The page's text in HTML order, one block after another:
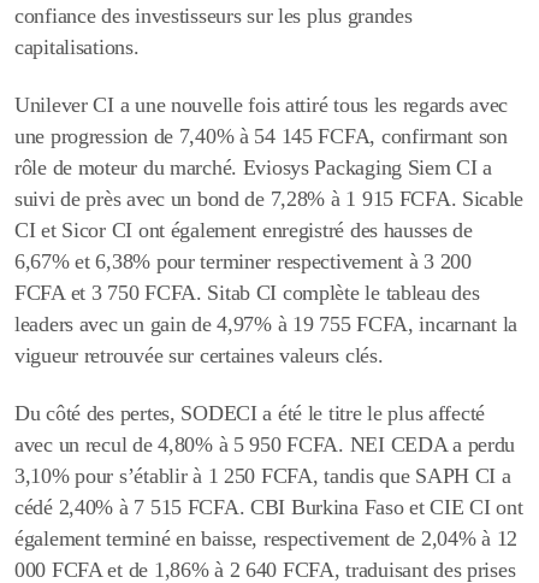
confiance des investisseurs sur les plus grandes
capitalisations.
Unilever CI a une nouvelle fois attiré tous les regards avec
une progression de 7,40% à 54 145 FCFA, confirmant son
rôle de moteur du marché. Eviosys Packaging Siem CI a
suivi de près avec un bond de 7,28% à 1 915 FCFA. Sicable
CI et Sicor CI ont également enregistré des hausses de
6,67% et 6,38% pour terminer respectivement à 3 200
FCFA et 3 750 FCFA. Sitab CI complète le tableau des
leaders avec un gain de 4,97% à 19 755 FCFA, incarnant la
vigueur retrouvée sur certaines valeurs clés.
Du côté des pertes, SODECI a été le titre le plus affecté
avec un recul de 4,80% à 5 950 FCFA. NEI CEDA a perdu
3,10% pour s’établir à 1 250 FCFA, tandis que SAPH CI a
cédé 2,40% à 7 515 FCFA. CBI Burkina Faso et CIE CI ont
également terminé en baisse, respectivement de 2,04% à 12
000 FCFA et de 1,86% à 2 640 FCFA,traduisant des prises